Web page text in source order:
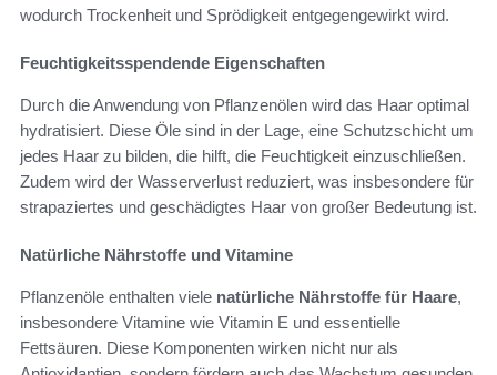
wodurch Trockenheit und Sprödigkeit entgegengewirkt wird.
Feuchtigkeitsspendende Eigenschaften
Durch die Anwendung von Pflanzenölen wird das Haar optimal
hydratisiert. Diese Öle sind in der Lage, eine Schutzschicht um
jedes Haar zu bilden, die hilft, die Feuchtigkeit einzuschließen.
Zudem wird der Wasserverlust reduziert, was insbesondere für
strapaziertes und geschädigtes Haar von großer Bedeutung ist.
Natürliche Nährstoffe und Vitamine
Pflanzenöle enthalten viele natürliche Nährstoffe für Haare,
insbesondere Vitamine wie Vitamin E und essentielle
Fettsäuren. Diese Komponenten wirken nicht nur als